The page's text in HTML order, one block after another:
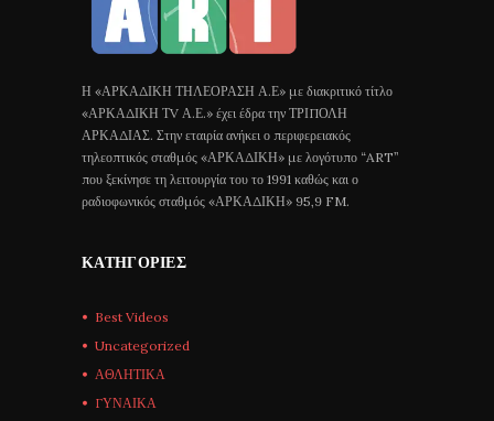
Η «ΑΡΚΑΔΙΚΗ ΤΗΛΕΟΡΑΣΗ Α.Ε» με διακριτικό τίτλο
«ΑΡΚΑΔΙΚΗ ΤV Α.Ε.» έχει έδρα την ΤΡΙΠΟΛΗ
ΑΡΚΑΔΙΑΣ. Στην εταιρία ανήκει ο περιφερειακός
τηλεοπτικός σταθμός «ΑΡΚΑΔΙΚΗ» με λογότυπο “ART”
που ξεκίνησε τη λειτουργία του το 1991 καθώς και ο
ραδιοφωνικός σταθμός «ΑΡΚΑΔΙΚΗ» 95,9 FM.
ΚΑΤΗΓΟΡΊΕΣ
Best Videos
Uncategorized
ΑΘΛΗΤΙΚΑ
ΓΥΝΑΙΚΑ